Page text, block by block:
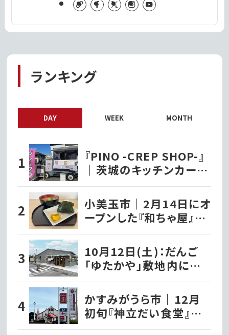
ランキング
DAY WEEK MONTH
『PINO -CREP SHOP-』
｜茨城のキッチンカー巡
り
小美玉市｜2月14日にオ
ープンした『和ちゃ屋』で
おにぎり味噌汁セットを
いただきました!!
10月12日(土)：だんご
「ゆたかや」敷地内に洋
菓子店『パティスリーナ
カヤマ』がグランドオー
プン!!｜常総市
かすみがうら市｜12月
初旬『神立だい食堂』が
オープンするみたい